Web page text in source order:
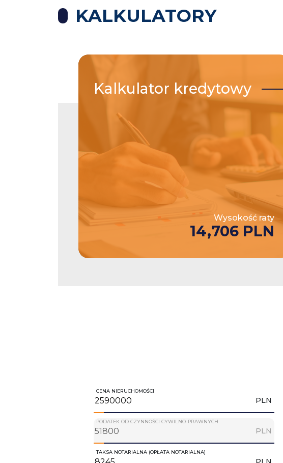
KALKULATORY
Kalkulator kredytowy
Wysokość raty
14,706 PLN
CENA NIERUCHOMOŚCI
PLN
PODATEK OD CZYNNOŚCI CYWILNO-PRAWNYCH
PLN
TAKSA NOTARIALNA (OPŁATA NOTARIALNA)